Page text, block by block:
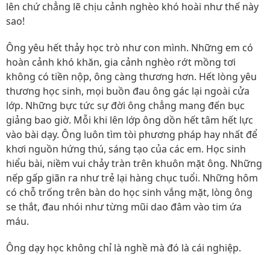
lên chứ chẳng lẽ chịu cảnh nghèo khó hoài như thế này
sao!
Ông yêu hết thảy học trò như con mình. Những em có
hoàn cảnh khó khăn, gia cảnh nghèo rớt mồng tơi
không có tiền nộp, ông càng thương hơn. Hết lòng yêu
thương học sinh, mọi buồn đau ông gác lại ngoài cửa
lớp. Những bực tức sự đời ông chẳng mang đến bục
giảng bao giờ. Mỗi khi lên lớp ông dồn hết tâm hết lực
vào bài dạy. Ông luôn tìm tòi phương pháp hay nhất để
khơi nguồn hứng thú, sáng tạo của các em. Học sinh
hiểu bài, niềm vui chảy tràn trên khuôn mặt ông. Những
nếp gấp giãn ra như trẻ lại hàng chục tuổi. Những hôm
có chỗ trống trên bàn do học sinh vắng mặt, lòng ông
se thắt, đau nhói như từng mũi dao đâm vào tim ứa
máu.
Ông dạy học không chỉ là nghề mà đó là cái nghiệp.